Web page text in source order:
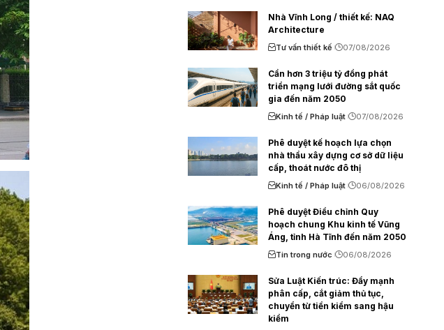
Nhà Vĩnh Long / thiết kế: NAQ
Architecture
Tư vấn thiết kế 07/08/2026
Cần hơn 3 triệu tỷ đồng phát
triển mạng lưới đường sắt quốc
gia đến năm 2050
Kinh tế / Pháp luật 07/08/2026
Phê duyệt kế hoạch lựa chọn
nhà thầu xây dựng cơ sở dữ liệu
cấp, thoát nước đô thị
Kinh tế / Pháp luật 06/08/2026
Phê duyệt Điều chỉnh Quy
hoạch chung Khu kinh tế Vũng
Áng, tỉnh Hà Tĩnh đến năm 2050
Tin trong nước 06/08/2026
Sửa Luật Kiến trúc: Đẩy mạnh
phân cấp, cắt giảm thủ tục,
chuyển từ tiền kiểm sang hậu
kiểm